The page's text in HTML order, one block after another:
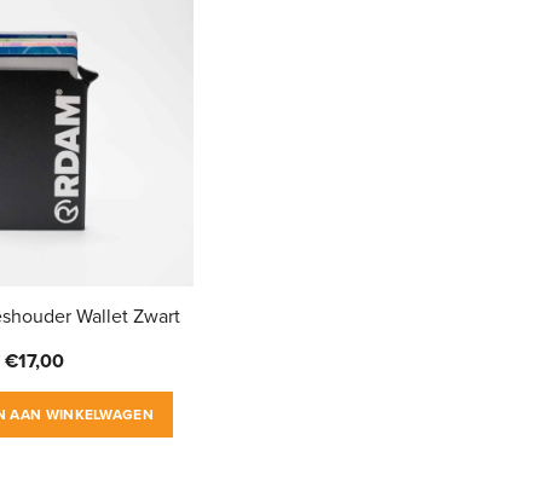
Wallet Zwart
€17,00
AAN WINKELWAGEN